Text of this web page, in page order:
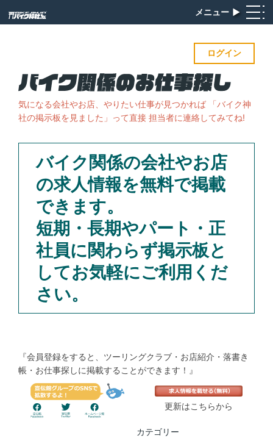
メニュー ▶︎
ログイン
気になる会社やお店、やりたい仕事が見つかれば 「バイク神
社の掲示板を見ました」って直接 担当者に連絡してみてね!
バイク関係の会社やお店
の求人情報を無料で掲載
できます。
短期・長期やパート・正
社員に関わらず掲示板と
してお気軽にご利用くだ
さい。
『会員登録をすると、ツーリングクラブ・お店紹介・落書き
帳・お仕事探しに掲載することができます！』
更新はこちらから
カテゴリー